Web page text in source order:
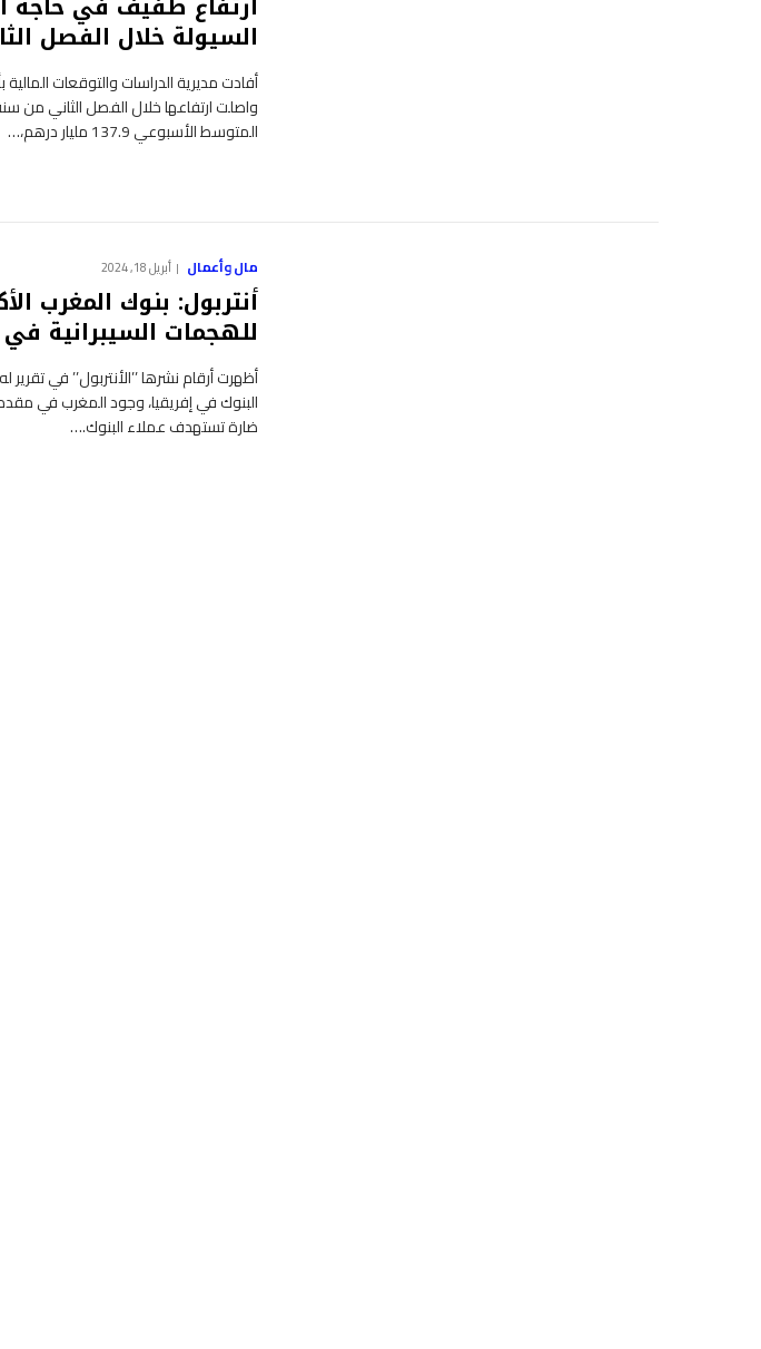
السيولة خلال الفصل
أفادت مديرية الدراسات والتوقعات المالية
المتوسط الأسبوعي 137.9 مليار درهم،…
مال وأعمال أبريل 18, 2024
أنتربول: بنوك المغرب
للهجمات السيبرانية في
أظهرت أرقام نشرها ’’الأنتربول’’ في
البنوك في إفريقيا، وجود المغرب في
ضارة تستهدف عملاء البنوك.…